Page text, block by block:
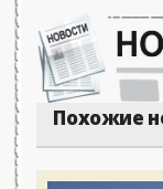
Похожие